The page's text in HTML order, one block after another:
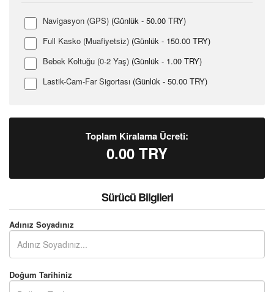
Navigasyon (GPS) (Günlük - 50.00 TRY)
Full Kasko (Muafiyetsiz) (Günlük - 150.00 TRY)
Bebek Koltuğu (0-2 Yaş) (Günlük - 1.00 TRY)
Lastik-Cam-Far Sigortası (Günlük - 50.00 TRY)
Toplam Kiralama Ücreti:
0.00 TRY
Sürücü Bilgileri
Adınız Soyadınız
Doğum Tarihiniz